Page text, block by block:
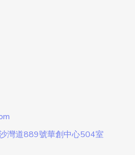
灣道889號華創中心504室